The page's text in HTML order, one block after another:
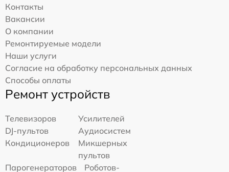
Контакты
Вакансии
О компании
Ремонтируемые модели
Наши услуги
Согласие на обработку персональных данных
Способы оплаты
Ремонт устройств
Телевизоров
Усилителей
DJ-пультов
Аудиосистем
Кондиционеров
Микшерных
пультов
Парогенераторов
Роботов-